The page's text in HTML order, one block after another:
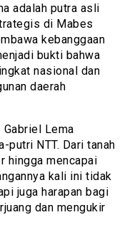
adalah putra asli
di Mabes
kebanggaan
bukti bahwa
nasional dan
daerah
Lema
putri NTT. Dari tanah
hingga mencapai
kali ini tidak
juga harapan bagi
dan mengukir